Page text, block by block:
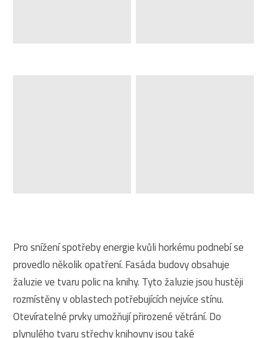
Pro snížení spotřeby energie kvůli horkému podnebí se
provedlo několik opatření. Fasáda budovy obsahuje
žaluzie ve tvaru polic na knihy. Tyto žaluzie jsou hustěji
rozmístěny v oblastech potřebujících nejvíce stínu.
Otevíratelné prvky umožňují přirozené větrání. Do
plynulého tvaru střechy knihovny jsou také